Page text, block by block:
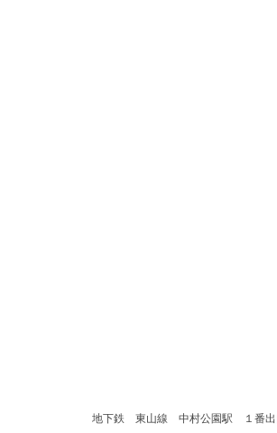
地下鉄 東山線 中村公園駅 １番出